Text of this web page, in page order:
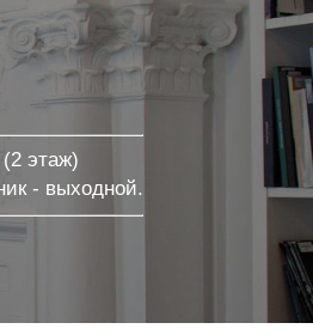
этаж)
- выходной.